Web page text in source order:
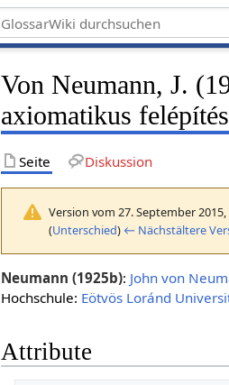
Von Neumann, J.
axiomatikus
Seite Diskussion
Version vom 27. September
(Unterschied) ← Nächstältere
Neumann (1925b): John von
Hochschule: Eötvös Loránd
Attribute